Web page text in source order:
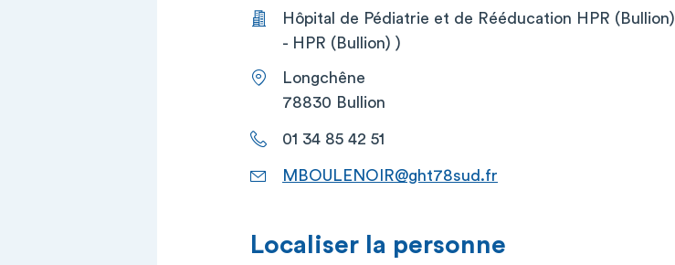
Hôpital de Pédiatrie et de Rééducation HPR
- HPR (Bullion) )
Longchêne
78830 Bullion
01 34 85 42 51
MBOULENOIR@ght78sud.fr
Localiser la personne